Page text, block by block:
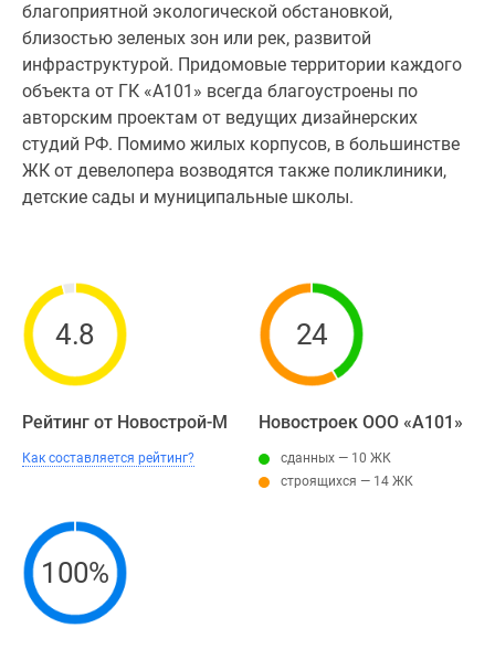
благоприятной экологической обстановкой,
близостью зеленых зон или рек, развитой
инфраструктурой. Придомовые территории каждого
объекта от ГК «А101» всегда благоустроены по
авторским проектам от ведущих дизайнерских
студий РФ. Помимо жилых корпусов, в большинстве
ЖК от девелопера возводятся также поликлиники,
детские сады и муниципальные школы.
4.8
Рейтинг от Новострой-М
Как составляется рейтинг?
24
Новостроек ООО «А101»
сданных — 10 ЖК
строящихся — 14 ЖК
100%